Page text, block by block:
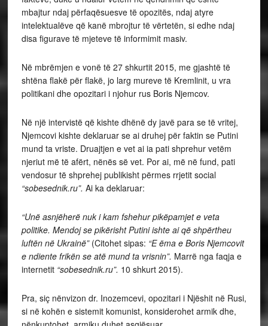
mbajtur ndaj përfaqësuesve të opozitës, ndaj atyre
intelektualëve që kanë mbrojtur të vërtetën, si edhe ndaj
disa figurave të mjeteve të informimit masiv.
Në mbrëmjen e vonë të 27 shkurtit 2015, me gjashtë të
shtëna flakë për flakë, jo larg mureve të Kremlinit, u vra
politikani dhe opozitari i njohur rus Boris Njemcov.
Në një intervistë që kishte dhënë dy javë para se të vritej,
Njemcovi kishte deklaruar se ai druhej për faktin se Putini
mund ta vriste. Druajtjen e vet ai ia pati shprehur vetëm
njeriut më të afërt, nënës së vet. Por ai, më në fund, pati
vendosur të shprehej publikisht përmes rrjetit social
“sobesednik.ru”. Ai ka deklaruar:
“Unë asnjëherë nuk i kam fshehur pikëpamjet e veta
politike. Mendoj se pikërisht Putini ishte ai që shpërtheu
luftën në Ukrainë” (Citohet sipas: “E ëma e Boris Njemcovit
e ndiente frikën se atë mund ta vrisnin”. Marrë nga faqja e
internetit “sobesednik.ru”. 10 shkurt 2015).
Pra, siç nënvizon dr. Inozemcevi, opozitari i Njëshit në Rusi,
si në kohën e sistemit komunist, konsiderohet armik dhe,